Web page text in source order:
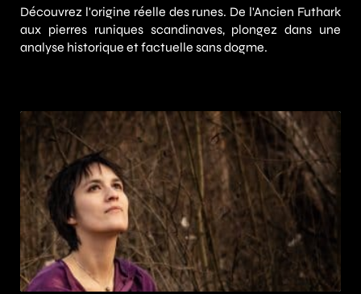
Découvrez l'origine réelle des runes. De l'Ancien Futhark
aux pierres runiques scandinaves, plongez dans une
analyse historique et factuelle sans dogme.